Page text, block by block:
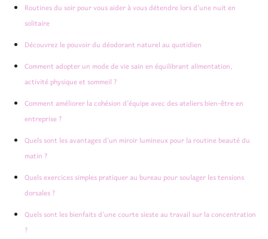
Routines du soir pour vous aider à vous détendre lors d’une nuit en
solitaire
Découvrez le pouvoir du déodorant naturel au quotidien
Comment adopter un mode de vie sain en équilibrant alimentation,
activité physique et sommeil ?
Comment améliorer la cohésion d’équipe avec des ateliers bien-être en
entreprise ?
Quels sont les avantages d’un miroir lumineux pour la routine beauté du
matin ?
Quels exercices simples pratiquer au bureau pour soulager les tensions
dorsales ?
Quels sont les bienfaits d’une courte sieste au travail sur la concentration
?